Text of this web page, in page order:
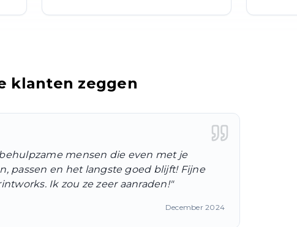
klanten zeggen
mensen die even met je
passen en het langste goed blijft! Fijne
Ik zou ze zeer aanraden!"
December 2024